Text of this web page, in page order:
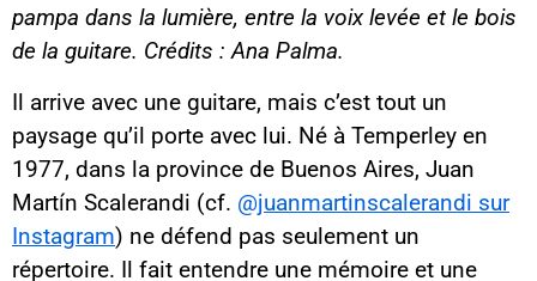
pampa dans la lumière, entre la voix levée et le bois
de la guitare. Crédits : Ana Palma.
Il arrive avec une guitare, mais c’est tout un
paysage qu’il porte avec lui. Né à Temperley en
1977, dans la province de Buenos Aires, Juan
Martín Scalerandi (cf. @juanmartinscalerandi sur
Instagram) ne défend pas seulement un
répertoire. Il fait entendre une mémoire et une